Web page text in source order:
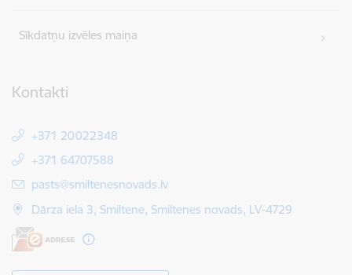
Sīkdatņu izvēles maiņa
Kontakti
+371 20022348
+371 64707588
E-pasts:
pasts@smiltenesnovads.lv
Dārza iela 3, Smiltene, Smiltenes novads, LV-4729